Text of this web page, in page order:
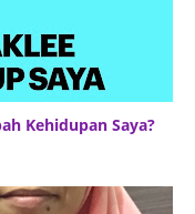
Kehidupan Saya?